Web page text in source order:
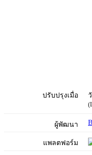
ปรับปรุงเมื่อ
ผู้พัฒนา
แพลตฟอร์ม